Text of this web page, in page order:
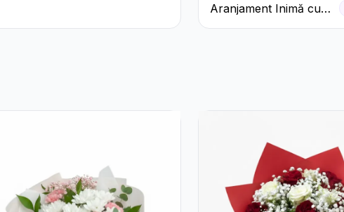
Aranjament Inimă cu
Trandafiri Roșii și